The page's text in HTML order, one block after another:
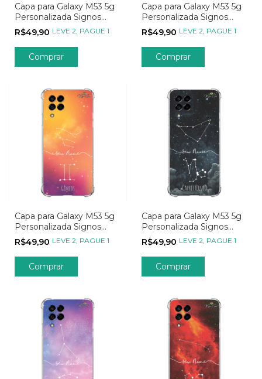
Capa para Galaxy M53 5g
Personalizada Signos
Constelação de Libra
R$49,90 LEVE 2, PAGUE 1
Capa para Galaxy M53 5g
Personalizada Signos
Constelação de Leão
R$49,90 LEVE 2, PAGUE 1
Capa para Galaxy M53 5g
Personalizada Signos
Constelação de Gêmeos
R$49,90 LEVE 2, PAGUE 1
Capa para Galaxy M53 5g
Personalizada Signos
Constelação de
Capricórnio
R$49,90 LEVE 2, PAGUE 1